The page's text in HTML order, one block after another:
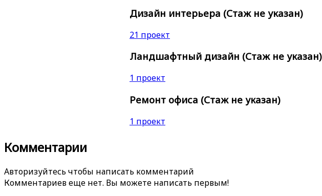
Дизайн интерьера (Стаж не указан)
21 проект
Ландшафтный дизайн (Стаж не указан)
1 проект
Ремонт офиса (Стаж не указан)
1 проект
Комментарии
Авторизуйтесь чтобы написать комментарий
Комментариев еще нет. Вы можете написать первым!